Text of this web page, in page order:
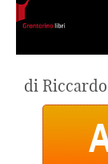
di